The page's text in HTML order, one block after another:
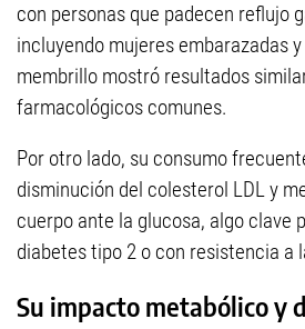
con personas que padecen reflujo
incluyendo mujeres embarazadas
membrillo mostró resultados
farmacológicos comunes.
Por otro lado, su consumo
disminución del colesterol LDL y
cuerpo ante la glucosa, algo clave
diabetes tipo 2 o con resistencia a
Su impacto metabólico y